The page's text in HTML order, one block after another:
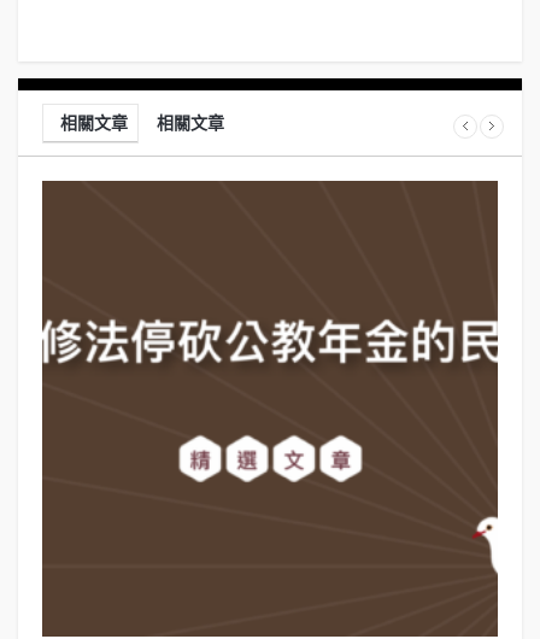
相關文章 相關文章